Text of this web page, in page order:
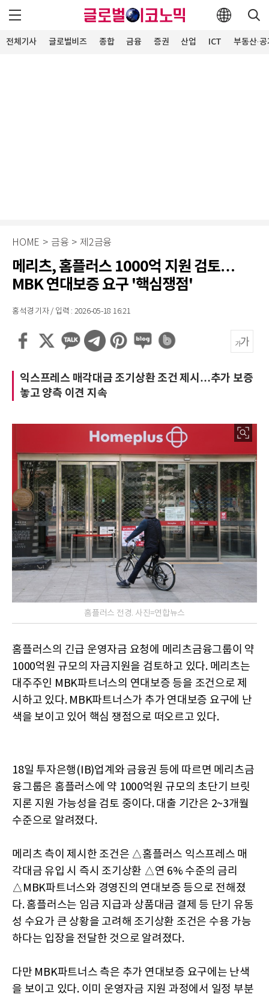
전체기사 글로벌비즈 종합 금융 증권 산업 ICT 부동산·
HOME > 금융 > 제2금융
메리츠, 홈플러스 1000억 지원 검토…
MBK 연대보증 요구 '핵심쟁점'
홍석경 기자 / 입력 : 2026-05-18 16:21
익스프레스 매각대금 조기상환 조건 제시…추가 보증
놓고 양측 이견 지속
홈플러스 전경. 사진=연합뉴스
홈플러스의 긴급 운영자금 요청에 메리츠금융그룹이 약
1000억원 규모의 자금지원을 검토하고 있다. 메리츠는
대주주인 MBK파트너스의 연대보증 등을 조건으로 제
시하고 있다. MBK파트너스가 추가 연대보증 요구에 난
색을 보이고 있어 핵심 쟁점으로 떠오르고 있다.
18일 투자은행(IB)업계와 금융권 등에 따르면 메리츠금
융그룹은 홈플러스에 약 1000억원 규모의 초단기 브릿
지론 지원 가능성을 검토 중이다. 대출 기간은 2~3개월
수준으로 알려졌다.
메리츠 측이 제시한 조건은 △홈플러스 익스프레스 매
각대금 유입 시 즉시 조기상환 △연 6% 수준의 금리
△MBK파트너스와 경영진의 연대보증 등으로 전해졌
다. 홈플러스는 임금 지급과 상품대금 결제 등 단기 유동
성 수요가 큰 상황을 고려해 조기상환 조건은 수용 가능
하다는 입장을 전달한 것으로 알려졌다.
다만 MBK파트너스 측은 추가 연대보증 요구에는 난색
을 보이고 있다. 이미 운영자금 지원 과정에서 일정 부분